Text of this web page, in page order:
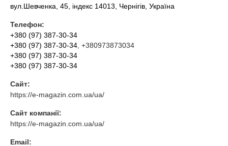
вул.Шевченка, 45, індекс 14013, Чернігів, Україна
Телефон:
+380 (97) 387-30-34
+380 (97) 387-30-34 , +380973873034
+380 (97) 387-30-34
+380 (97) 387-30-34
Сайт:
https://e-magazin.com.ua/ua/
Сайт компанії:
https://e-magazin.com.ua/ua/
Email: